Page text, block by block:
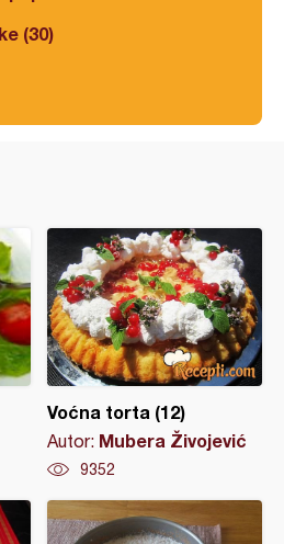
(30)
Voćna torta (12)
Autor: Mubera Živojević
9352